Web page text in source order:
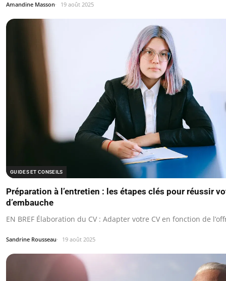
Amandine Masson 19 août 2025
GUIDES ET CONSEILS
Préparation à l’entretien : les étapes clés pour réussir
d’embauche
EN BREF Élaboration du CV : Adapter votre CV en fonction de
Sandrine Rousseau 19 août 2025